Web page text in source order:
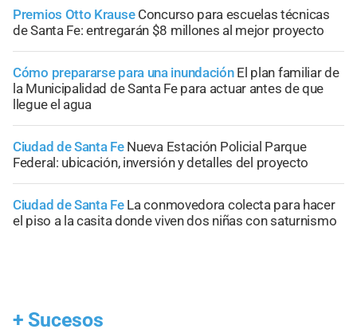
Premios Otto Krause Concurso para escuelas técnicas
de Santa Fe: entregarán $8 millones al mejor proyecto
Cómo prepararse para una inundación El plan familiar de
la Municipalidad de Santa Fe para actuar antes de que
llegue el agua
Ciudad de Santa Fe Nueva Estación Policial Parque
Federal: ubicación, inversión y detalles del proyecto
Ciudad de Santa Fe La conmovedora colecta para hacer
el piso a la casita donde viven dos niñas con saturnismo
+ Sucesos